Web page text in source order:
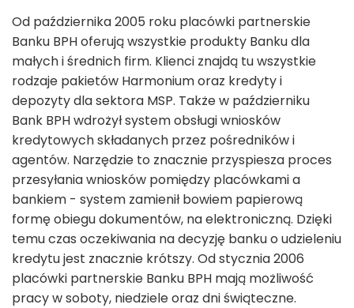
Od października 2005 roku placówki partnerskie
Banku BPH oferują wszystkie produkty Banku dla
małych i średnich firm. Klienci znajdą tu wszystkie
rodzaje pakietów Harmonium oraz kredyty i
depozyty dla sektora MSP. Także w październiku
Bank BPH wdrożył system obsługi wniosków
kredytowych składanych przez pośredników i
agentów. Narzędzie to znacznie przyspiesza proces
przesyłania wniosków pomiędzy placówkami a
bankiem - system zamienił bowiem papierową
formę obiegu dokumentów, na elektroniczną. Dzięki
temu czas oczekiwania na decyzję banku o udzieleniu
kredytu jest znacznie krótszy. Od stycznia 2006
placówki partnerskie Banku BPH mają możliwość
pracy w soboty, niedziele oraz dni świąteczne.